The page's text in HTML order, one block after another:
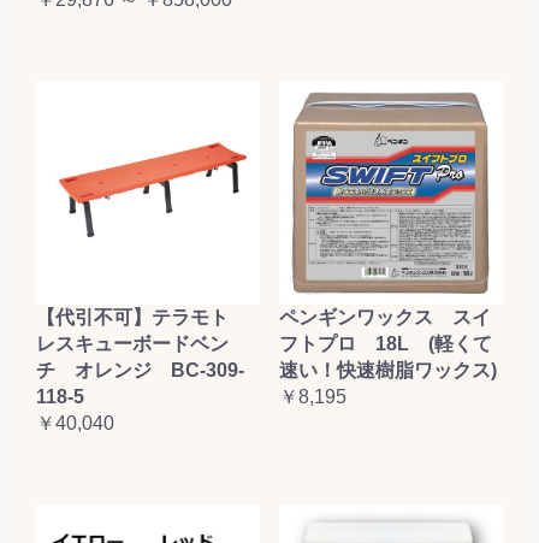
【代引不可】テラモト
レスキューボードベン
チ オレンジ BC-309-
118-5
￥40,040
ペンギンワックス スイ
フトプロ 18L (軽くて
速い！快速樹脂ワックス)
￥8,195